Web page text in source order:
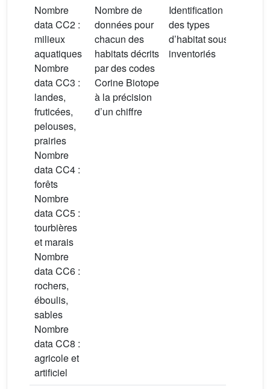
Nombre
data CC2 :
milieux
aquatiques
Nombre
data CC3 :
landes,
fruticées,
pelouses,
prairies
Nombre
data CC4 :
forêts
Nombre
data CC5 :
tourbières
et marais
Nombre
data CC6 :
rochers,
éboulis,
sables
Nombre
data CC8 :
agricole et
artificiel
Nombre de
données pour
chacun des
habitats décrits
par des codes
Corine Biotope
à la précision
d’un chiffre
Identification
des types
d’habitat sous-
inventoriés